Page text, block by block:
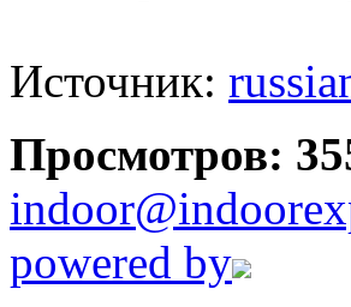
Источник:
Просмотров:
powered by